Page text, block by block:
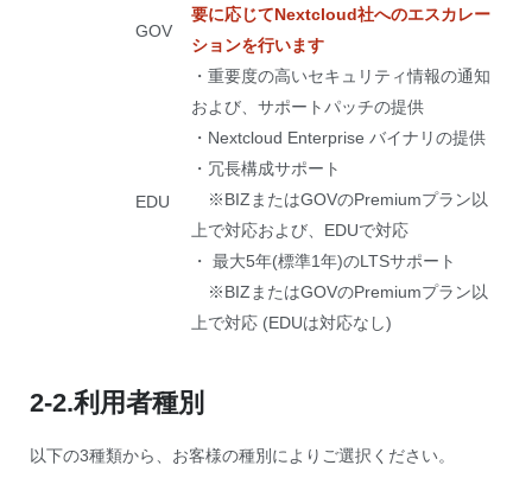
要に応じてNextcloud社へのエスカレー
ションを行います
・重要度の高いセキュリティ情報の通知
および、サポートパッチの提供
・Nextcloud Enterprise バイナリの提供
・冗長構成サポート
※BIZまたはGOVのPremiumプラン以
上で対応および、EDUで対応
・ 最大5年(標準1年)のLTSサポート
※BIZまたはGOVのPremiumプラン以
上で対応 (EDUは対応なし)
GOV
EDU
2-2.利用者種別
以下の3種類から、お客様の種別によりご選択ください。